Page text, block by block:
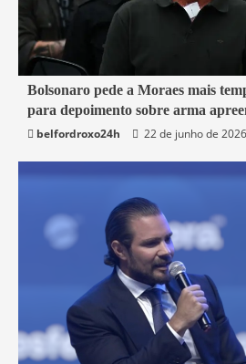
3 min read
Brasil
Bolsonaro pede a Moraes mais
para depoimento sobre arma
belfordroxo24h
22 de junho de 2026